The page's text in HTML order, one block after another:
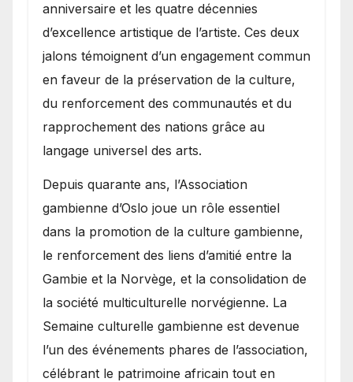
anniversaire et les quatre décennies
d’excellence artistique de l’artiste. Ces deux
jalons témoignent d’un engagement commun
en faveur de la préservation de la culture,
du renforcement des communautés et du
rapprochement des nations grâce au
langage universel des arts.
​Depuis quarante ans, l’Association
gambienne d’Oslo joue un rôle essentiel
dans la promotion de la culture gambienne,
le renforcement des liens d’amitié entre la
Gambie et la Norvège, et la consolidation de
la société multiculturelle norvégienne. La
Semaine culturelle gambienne est devenue
l’un des événements phares de l’association,
célébrant le patrimoine africain tout en